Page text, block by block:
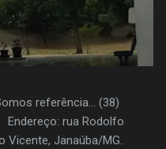
referência... (38)
rua Rodolfo
Vicente, Janaúba/MG.